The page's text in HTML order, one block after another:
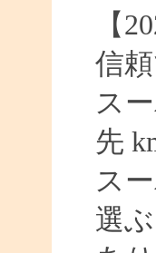
【
信
ス
先
ス
選